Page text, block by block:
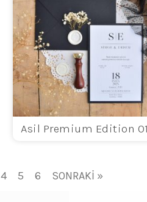
Asil Premium Edition
4 5 6 SONRAKI »